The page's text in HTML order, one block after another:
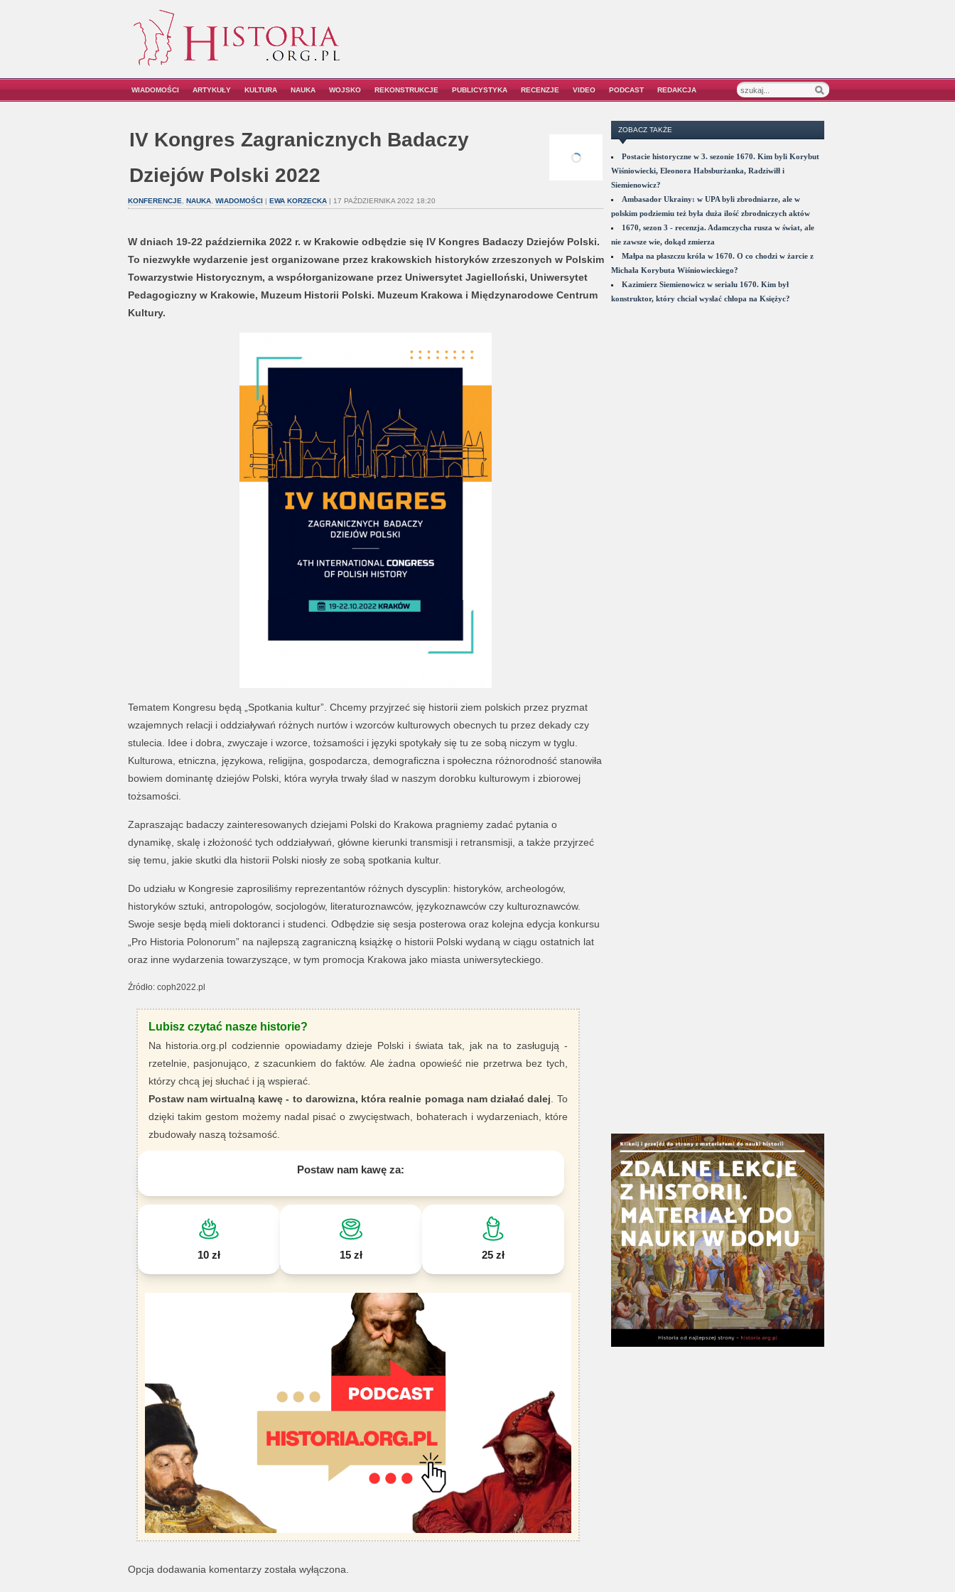
WIADOMOŚCI ARTYKUŁY KULTURA NAUKA WOJSKO REKONSTRUKCJE PUBLICYSTYKA RECENZJE VIDEO PODCAST REDAKCJA
IV Kongres Zagranicznych Badaczy
Dziejów Polski 2022
KONFERENCJE NAUKA, WIADOMOŚCI| EWA KORZECKA| 17 PAŹDZIERNIKA 2022 18:20
W dniach 19-22 października 2022 r. w Krakowie odbędzie się IV Kongres Badaczy Dziejów Polski.
To niezwykłe wydarzenie jest organizowane przez krakowskich historyków zrzeszonych w Polskim
Towarzystwie Historycznym, a współorganizowane przez Uniwersytet Jagielloński, Uniwersytet
Pedagogiczny w Krakowie, Muzeum Historii Polski. Muzeum Krakowa i Międzynarodowe Centrum
Kultury.
Tematem Kongresu będą „Spotkania kultur”. Chcemy przyjrzeć się historii ziem polskich przez pryzmat
wzajemnych relacji i oddziaływań różnych nurtów i wzorców kulturowych obecnych tu przez dekady czy
stulecia. Idee i dobra, zwyczaje i wzorce, tożsamości i języki spotykały się tu ze sobą niczym w tyglu.
Kulturowa, etniczna, językowa, religijna, gospodarcza, demograficzna i społeczna różnorodność stanowiła
bowiem dominantę dziejów Polski, która wyryła trwały ślad w naszym dorobku kulturowym i zbiorowej
tożsamości.
Zapraszając badaczy zainteresowanych dziejami Polski do Krakowa pragniemy zadać pytania o
dynamikę, skalę i złożoność tych oddziaływań, główne kierunki transmisji i retransmisji, a także przyjrzeć
się temu, jakie skutki dla historii Polski niosły ze sobą spotkania kultur.
Do udziału w Kongresie zaprosiliśmy reprezentantów różnych dyscyplin: historyków, archeologów,
historyków sztuki, antropologów, socjologów, literaturoznawców, językoznawców czy kulturoznawców.
Swoje sesje będą mieli doktoranci i studenci. Odbędzie się sesja posterowa oraz kolejna edycja konkursu
„Pro Historia Polonorum” na najlepszą zagraniczną książkę o historii Polski wydaną w ciągu ostatnich lat
oraz inne wydarzenia towarzyszące, w tym promocja Krakowa jako miasta uniwersyteckiego.
Źródło: coph2022.pl
Lubisz czytać nasze historie?
Na historia.org.pl codziennie opowiadamy dzieje Polski i świata tak, jak na to zasługują -
rzetelnie, pasjonująco, z szacunkiem do faktów. Ale żadna opowieść nie przetrwa bez tych,
którzy chcą jej słuchać i ją wspierać.
Postaw nam wirtualną kawę - to darowizna, która realnie pomaga nam działać dalej . To
dzięki takim gestom możemy nadal pisać o zwycięstwach, bohaterach i wydarzeniach, które
zbudowały naszą tożsamość.
Postaw nam kawę za:
10 zł 15 zł 25 zł
Opcja dodawania komentarzy została wyłączona.
ZOBACZ TAKŻE
Postacie historyczne w 3. sezonie 1670. Kim byli Korybut
Wiśniowiecki, Eleonora Habsburżanka, Radziwiłł i
Siemienowicz?
Ambasador Ukrainy: w UPA byli zbrodniarze, ale w
polskim podziemiu też była duża ilość zbrodniczych aktów
1670, sezon 3 - recenzja. Adamczycha rusza w świat, ale
nie zawsze wie, dokąd zmierza
Małpa na płaszczu króla w 1670. O co chodzi w żarcie z
Michała Korybuta Wiśniowieckiego?
Kazimierz Siemienowicz w serialu 1670. Kim był
konstruktor, który chciał wysłać chłopa na Księżyc?